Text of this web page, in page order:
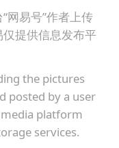
网易号”作者上传
提供信息发布平
the pictures
posted by a user
media platform
services.